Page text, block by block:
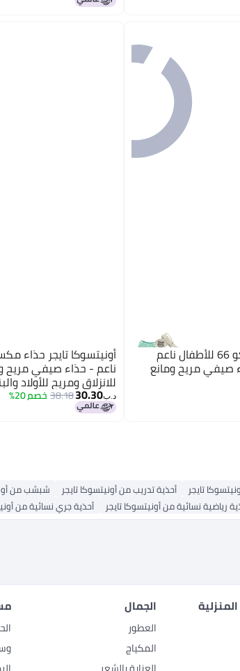
أونيتسوكا تايجر حذاء مكسيكو 66 للأطفال ناعم
صيفي مريح ومانع
6
ناعم - حذاء صيفي مريح
للانزلاق ومريح للأولاد
د.ب‏30.30
38.18خصم 20%
تايجر أحذية تدريب من أونيتسوكا تايجر شبشب من
رياضية نسائية من أونيتسوكا تايجر أحذية جري نسائية من
الجمال
العطور
المكياج